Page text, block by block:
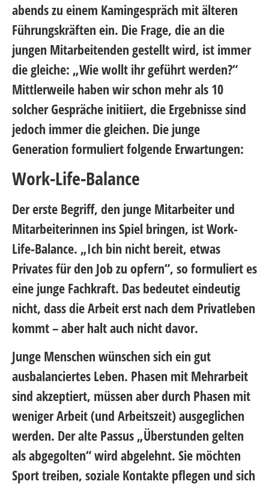
abends zu einem Kamingespräch mit älteren
Führungskräften ein. Die Frage, die an die
jungen Mitarbeitenden gestellt wird, ist immer
die gleiche: „Wie wollt ihr geführt werden?“
Mittlerweile haben wir schon mehr als 10
solcher Gespräche initiiert, die Ergebnisse sind
jedoch immer die gleichen. Die junge
Generation formuliert folgende Erwartungen:
Work-Life-Balance
Der erste Begriff, den junge Mitarbeiter und
Mitarbeiterinnen ins Spiel bringen, ist Work-
Life-Balance. „Ich bin nicht bereit, etwas
Privates für den Job zu opfern“, so formuliert es
eine junge Fachkraft. Das bedeutet eindeutig
nicht, dass die Arbeit erst nach dem Privatleben
kommt – aber halt auch nicht davor.
Junge Menschen wünschen sich ein gut
ausbalanciertes Leben. Phasen mit Mehrarbeit
sind akzeptiert, müssen aber durch Phasen mit
weniger Arbeit (und Arbeitszeit) ausgeglichen
werden. Der alte Passus „Überstunden gelten
als abgegolten“ wird abgelehnt. Sie möchten
Sport treiben, soziale Kontakte pflegen und sich